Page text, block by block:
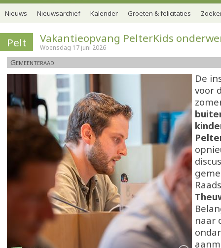
Nieuws Nieuwsarchief Kalender Groeten & felicitaties
Pelt Vakantieopvang PelterKids
Woensdag 17 juni 2026
Gemeenteraad
De
voor
naar